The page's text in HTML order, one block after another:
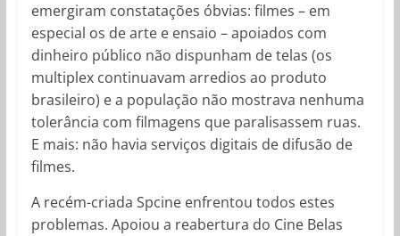
emergiram constatações óbvias: filmes – em
especial os de arte e ensaio – apoiados com
dinheiro público não dispunham de telas (os
multiplex continuavam arredios ao produto
brasileiro) e a população não mostrava nenhuma
tolerância com filmagens que paralisassem ruas.
E mais: não havia serviços digitais de difusão de
filmes.
A recém-criada Spcine enfrentou todos estes
problemas. Apoiou a reabertura do Cine Belas